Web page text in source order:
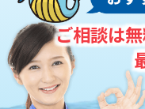
ご相談は